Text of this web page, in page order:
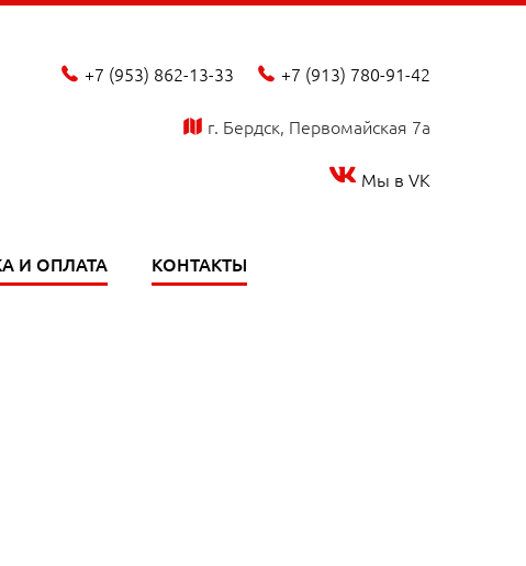
phone_fill +7 (953) 862-13-33 phone_fill +7 (913) 780-91-42
map_fill г. Бердск, Первомайская 7а
Мы в VK
И ОПЛАТА КОНТАКТЫ